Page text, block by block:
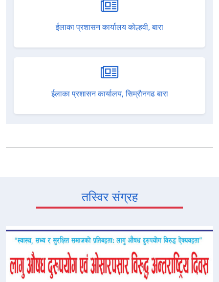
ईलाका प्रशासन कार्यालय काेल्हवी, बारा
ईलाका प्रशासन कार्यालय, सिम्राैनगढ बारा
तस्विर संग्रह